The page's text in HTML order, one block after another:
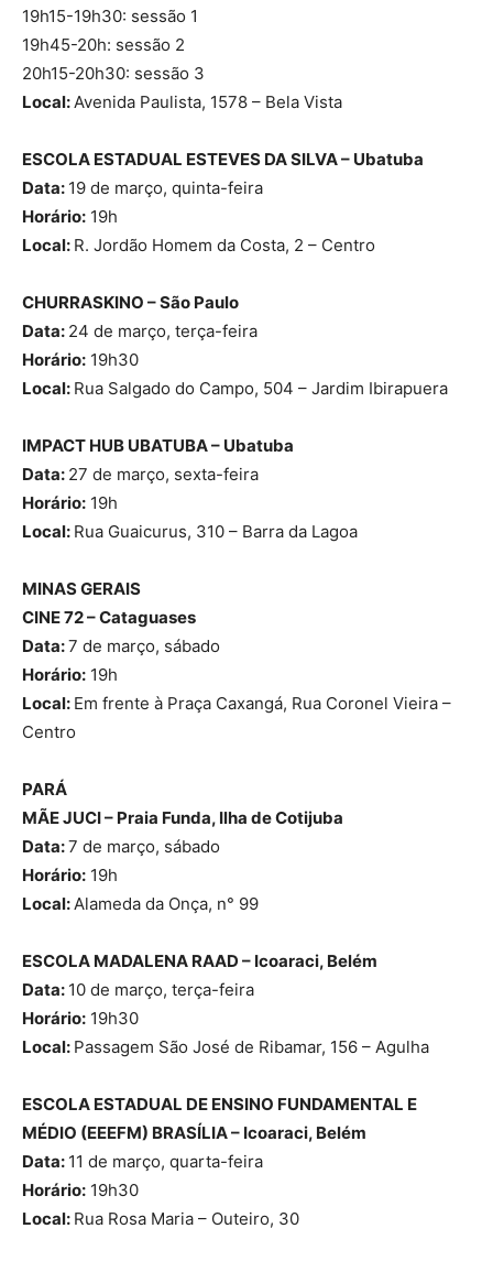
19h15-19h30: sessão 1
19h45-20h: sessão 2
20h15-20h30: sessão 3
Local:Avenida Paulista, 1578 – Bela Vista
ESCOLA ESTADUAL ESTEVES DA SILVA – Ubatuba
Data: 19 de março, quinta-feira
Horário: 19h
Local: R. Jordão Homem da Costa, 2 – Centro
CHURRASKINO – São Paulo
Data: 24 de março, terça-feira
Horário: 19h30
Local: Rua Salgado do Campo, 504 – Jardim Ibirapuera
IMPACT HUB UBATUBA – Ubatuba
Data: 27 de março, sexta-feira
Horário: 19h
Local: Rua Guaicurus, 310 – Barra da Lagoa
MINAS GERAIS
CINE 72 – Cataguases
Data:7 de março, sábado
Horário: 19h
Local: Em frente à Praça Caxangá, Rua Coronel Vieira –
Centro
PARÁ
MÃE JUCI – Praia Funda, Ilha de Cotijuba
Data:7 de março, sábado
Horário: 19h
Local:Alameda da Onça, n° 99
ESCOLA MADALENA RAAD – Icoaraci, Belém
Data: 10 de março, terça-feira
Horário: 19h30
Local: Passagem São José de Ribamar, 156 – Agulha
ESCOLA ESTADUAL DE ENSINO FUNDAMENTAL E
MÉDIO (EEEFM) BRASÍLIA – Icoaraci, Belém
Data: 11 de março, quarta-feira
Horário: 19h30
Local: Rua Rosa Maria – Outeiro, 30